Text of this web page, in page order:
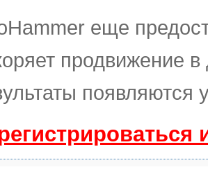
еще
продвижение
появляются